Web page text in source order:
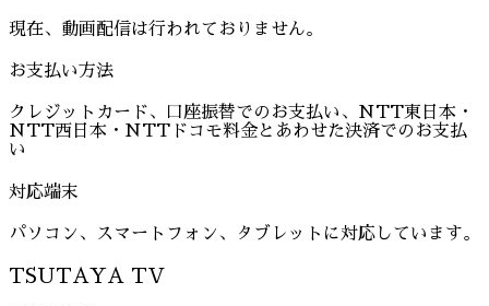
現在、動画配信は行われておりません。
お支払い方法
クレジットカード、口座振替でのお支払い、NTT東日本・
NTT西日本・NTTドコモ料金とあわせた決済でのお支払
い
対応端末
パソコン、スマートフォン、タブレットに対応しています。
TSUTAYA TV